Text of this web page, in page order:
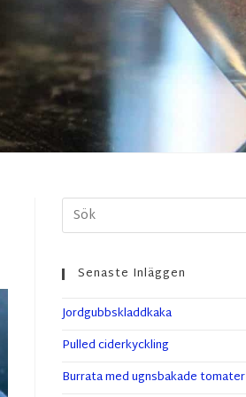
Senaste Inläggen
Jordgubbskladdkaka
Pulled ciderkyckling
Burrata med ugnsbakade tomater